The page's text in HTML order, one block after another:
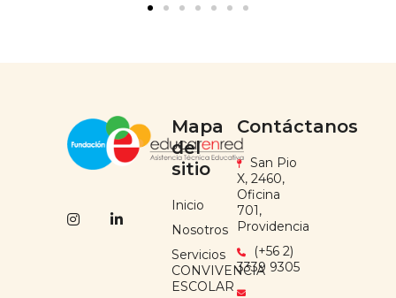
Mapa
del
sitio
Inicio
Nosotros
Servicios
CONVIVENCIA
ESCOLAR
Contáctanos
San Pio
X, 2460,
Oficina
701,
Providencia
(+56 2)
3339 9305